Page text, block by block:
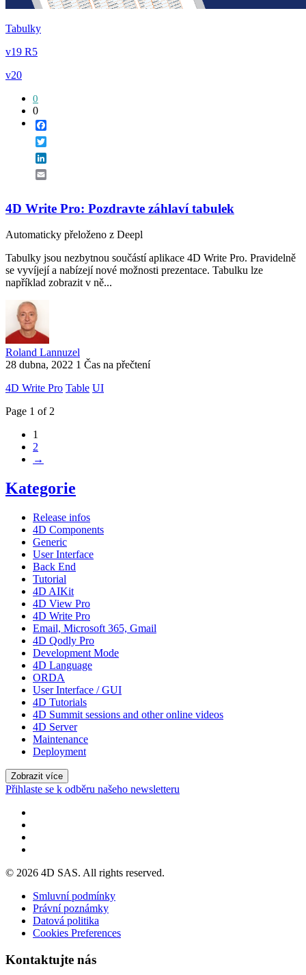
Tabulky
v19 R5
v20
0
0
4D Write Pro: Pozdravte záhlaví tabulek
Automaticky přeloženo z Deepl
Tabulky jsou nezbytnou součástí aplikace 4D Write Pro. Pravidelně
se vyvíjejí a nabízejí nové možnosti prezentace. Tabulku lze
například zobrazit v ně...
Roland Lannuzel
28 dubna, 2022 1 Čas na přečtení
4D Write Pro Table UI
Page 1 of 2
1
2
→
Kategorie
Release infos
4D Components
Generic
User Interface
Back End
Tutorial
4D AIKit
4D View Pro
4D Write Pro
Email, Microsoft 365, Gmail
4D Qodly Pro
Development Mode
4D Language
ORDA
User Interface / GUI
4D Tutorials
4D Summit sessions and other online videos
4D Server
Maintenance
Deployment
Zobrazit více
Přihlaste se k odběru našeho newsletteru
© 2026 4D SAS. All rights reserved.
Smluvní podmínky
Právní poznámky
Datová politika
Cookies Preferences
Kontaktujte nás